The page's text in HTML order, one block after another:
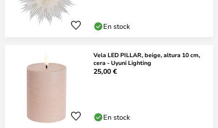
En stock
Vela LED PILLAR, beige, altura 10 cm,
cera - Uyuni Lighting
25,00 €
En stock